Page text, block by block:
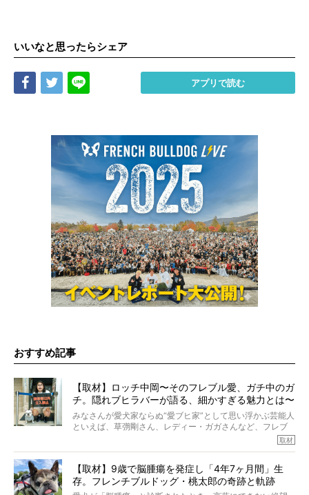
いいなと思ったらシェア
Share Tweet アプリで読む
おすすめ記事
【取材】ロッチ中岡〜そのフレブル愛、ガチ中のガ
チ。隠れブヒラバーが語る、細かすぎる魅力とは〜
【前編】
みなさんが愛犬家ならぬ“愛ブヒ家”として思い浮かぶ芸能人
といえば、草彅剛さん、レディー・ガガさんなど、フレブ
ルを飼っている方が多いと思います。が、ロッチ中岡さん
んのインスタグラムを覗くと、たくさんのフレブルアカウ
ントがフォローされていて、わが『FRENCH BULLDOG
LIFE』モデルのnicoやトーラスも、その中の一頭。
取材
【取材】9歳で脳腫瘍を発症し「4年7ヶ月間」生
存。フレンチブルドッグ・桃太郎の奇跡と軌跡